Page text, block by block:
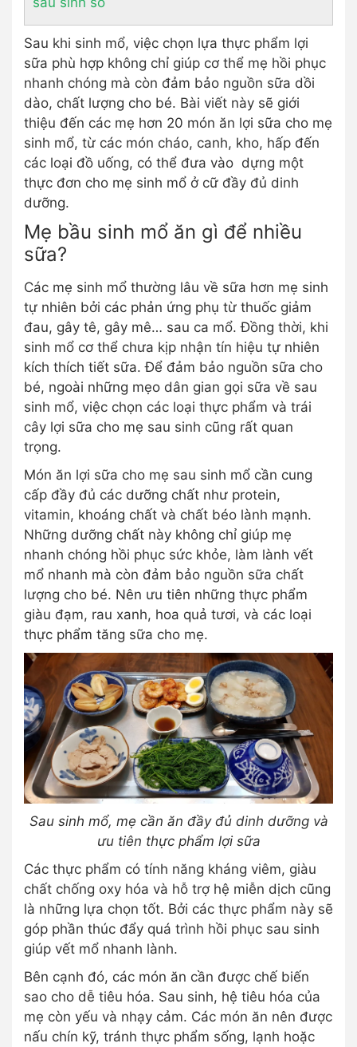
Sau khi sinh mổ, việc chọn lựa thực phẩm lợi
sữa phù hợp không chỉ giúp cơ thể mẹ hồi phục
nhanh chóng mà còn đảm bảo nguồn sữa dồi
dào, chất lượng cho bé. Bài viết này sẽ giới
thiệu đến các mẹ hơn 20 món ăn lợi sữa cho mẹ
sinh mổ, từ các món cháo, canh, kho, hấp đến
các loại đồ uống, có thể đưa vào dựng một
thực đơn cho mẹ sinh mổ ở cữ đầy đủ dinh
dưỡng.
Mẹ bầu sinh mổ ăn gì để nhiều
sữa?
Các mẹ sinh mổ thường lâu về sữa hơn mẹ sinh
tự nhiên bởi các phản ứng phụ từ thuốc giảm
đau, gây tê, gây mê… sau ca mổ. Đồng thời, khi
sinh mổ cơ thể chưa kịp nhận tín hiệu tự nhiên
kích thích tiết sữa. Để đảm bảo nguồn sữa cho
bé, ngoài những mẹo dân gian gọi sữa về sau
sinh mổ, việc chọn các loại thực phẩm và trái
cây lợi sữa cho mẹ sau sinh cũng rất quan
trọng.
Món ăn lợi sữa cho mẹ sau sinh mổ cần cung
cấp đầy đủ các dưỡng chất như protein,
vitamin, khoáng chất và chất béo lành mạnh.
Những dưỡng chất này không chỉ giúp mẹ
nhanh chóng hồi phục sức khỏe, làm lành vết
mổ nhanh mà còn đảm bảo nguồn sữa chất
lượng cho bé. Nên ưu tiên những thực phẩm
giàu đạm, rau xanh, hoa quả tươi, và các loại
thực phẩm tăng sữa cho mẹ.
Sau sinh mổ, mẹ cần ăn đầy đủ dinh dưỡng và
ưu tiên thực phẩm lợi sữa
Các thực phẩm có tính năng kháng viêm, giàu
chất chống oxy hóa và hỗ trợ hệ miễn dịch cũng
là những lựa chọn tốt. Bởi các thực phẩm này sẽ
góp phần thúc đẩy quá trình hồi phục sau sinh
giúp vết mổ nhanh lành.
Bên cạnh đó, các món ăn cần được chế biến
sao cho dễ tiêu hóa. Sau sinh, hệ tiêu hóa của
mẹ còn yếu và nhạy cảm. Các món ăn nên được
nấu chín kỹ, tránh thực phẩm sống, lạnh hoặc